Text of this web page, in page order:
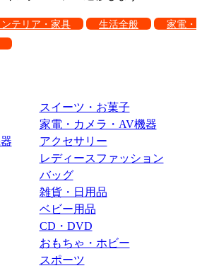
ンテリア・家具 生活全般
家電・
スイーツ・お菓子
家電・カメラ・AV機器
アクセサリー
レディースファッション
バッグ
雑貨・日用品
ベビー用品
CD・DVD
おもちゃ・ホビー
スポーツ